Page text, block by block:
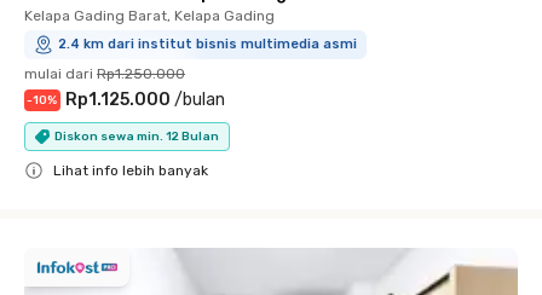
Kelapa Gading Barat, Kelapa Gading
2.4 km dari institut bisnis multimedia asmi
mulai dari Rp1.250.000
-10% Rp1.125.000 /bulan
Diskon sewa min. 12 Bulan
Lihat info lebih banyak